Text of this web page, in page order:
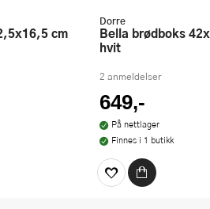
Dorre
Bella brødboks 42x22,5x16,5 cm
hvit
2 anmeldelser
649,-
På nettlager
Finnes i 1 butikk